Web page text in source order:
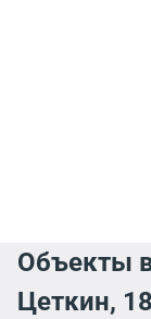
Объекты
Цеткин,